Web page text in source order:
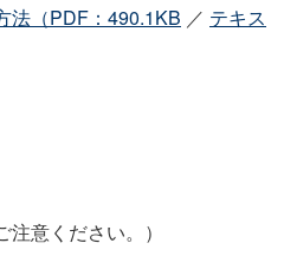
法（PDF：490.1KB ／ テキス
注意ください。）